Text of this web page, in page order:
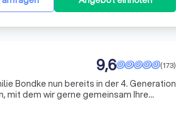
(173)
9,6
Bondke nun bereits in der 4. Generation
mit dem wir gerne gemeinsam Ihre